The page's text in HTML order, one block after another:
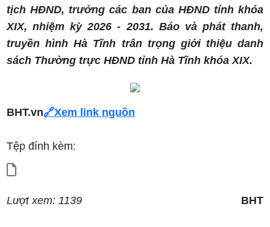
tịch HĐND, trưởng các ban của HĐND tỉnh khóa
XIX, nhiệm kỳ 2026 - 2031. Báo và phát thanh,
truyền hình Hà Tĩnh trân trọng giới thiệu danh
sách Thường trực HĐND tỉnh Hà Tĩnh khóa XIX.
BHT.vn🔗Xem link nguồn
Tệp đính kèm:
Lượt xem: 1139 BHT